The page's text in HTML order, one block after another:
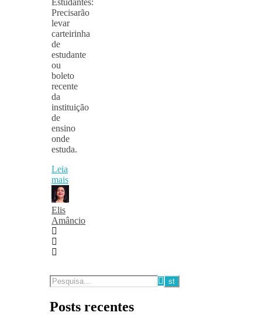
Precisarão
levar
carteirinha
de
estudante
ou
boleto
recente
da
instituição
de
ensino
onde
estuda.
Leia
mais
Elis
Amâncio
Posts recentes